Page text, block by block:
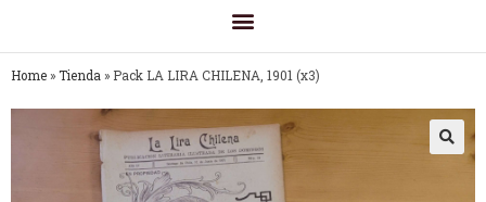
Home » Tienda » Pack LA LIRA CHILENA, 1901 (x3)